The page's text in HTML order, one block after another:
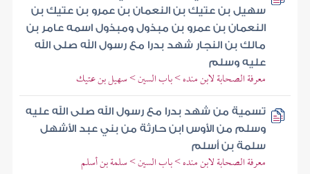
سهيل بن عتيك بن النعمان بن عمرو بن عتيك بن
النعمان بن عمرو بن مبذول ومبذول اسمه عامر بن
مالك بن النجار شهد بدرا مع رسول الله صلى الله
عليه وسلم
معرفة الصحابة لابن منده > باب السين > سهيل بن عتيك
تسمية من شهد بدرا مع رسول الله صلى الله عليه
وسلم من الأوس ابن حارثة من بني عبد الأشهل
سلمة بن أسلم
معرفة الصحابة لابن منده > باب السين > سلمة بن أسلم